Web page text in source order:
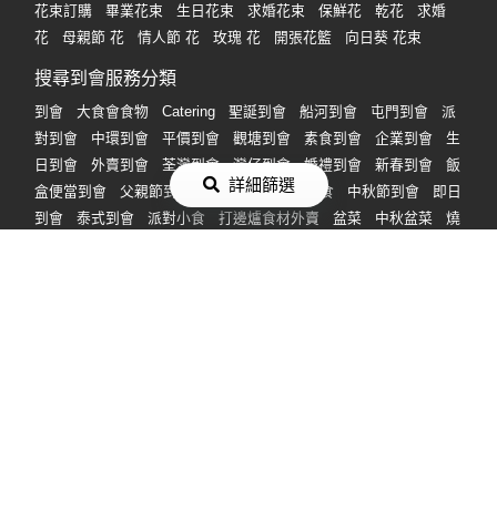
詳細篩選
花束訂購 畢業花束 生日花束 求婚花束 保鮮花 乾花
求婚
花
母親節 花 情人節 花 玫瑰 花 開張花籃 向日葵 花束
搜尋到會服務分類
到會 大食會食物 Catering 聖誕到會 船河到會 屯門到會
派
對到會
中環到會 平價到會 觀塘到會 素食到會 企業到會
生
日到會
外賣到會 荃灣到會 灣仔到會 婚禮到會 新春到會
飯
盒便當到會
父親節到會 親子到會 到會小食 中秋節到會
即日
到會
泰式到會 派對小食 打邊爐食材外賣 盆菜 中秋盆菜
燒